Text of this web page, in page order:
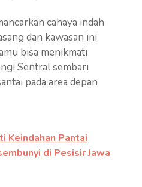
cahaya indah
dan kawasan ini
bisa menikmati
Sentral sembari
pada area depan
Keindahan Pantai
di Pesisir Jawa